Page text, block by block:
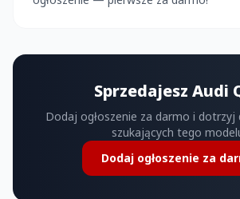
Sprzedajesz Audi
Dodaj ogłoszenie za darmo i dotrzyj
szukających tego
Dodaj ogłoszenie za